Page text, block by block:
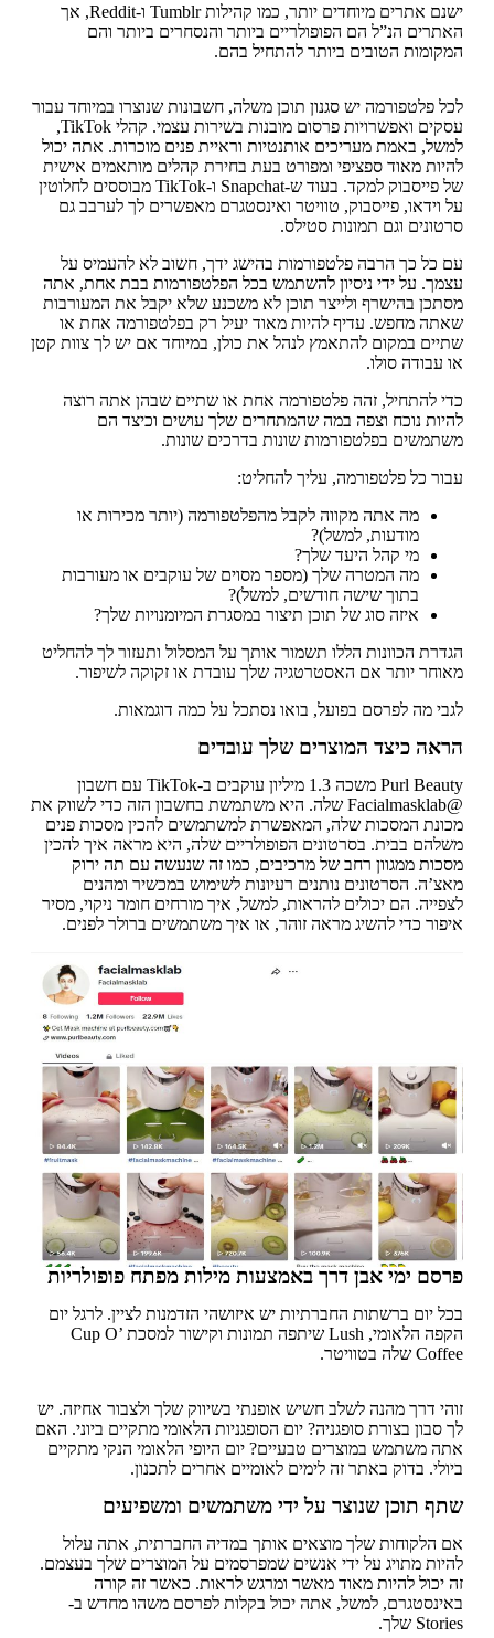
ישנם אתרים מיוחדים יותר, כמו קהילות Tumblr ו-Reddit, אך
האתרים הנ”ל הם הפופולריים ביותר והנסחרים ביותר והם
המקומות הטובים ביותר להתחיל בהם.
לכל פלטפורמה יש סגנון תוכן משלה, חשבונות שנוצרו במיוחד עבור
עסקים ואפשרויות פרסום מובנות בשירות עצמי. קהלי TikTok,
למשל, באמת מעריכים אותנטיות וראיית פנים מוכרות. אתה יכול
להיות מאוד ספציפי ומפורט בעת בחירת קהלים מותאמים אישית
של פייסבוק למקד. בעוד ש-Snapchat ו-TikTok מבוססים לחלוטין
על וידאו, פייסבוק, טוויטר ואינסטגרם מאפשרים לך לערבב גם
סרטונים וגם תמונות סטילס.
עם כל כך הרבה פלטפורמות בהישג ידך, חשוב לא להעמיס על
עצמך. על ידי ניסיון להשתמש בכל הפלטפורמות בבת אחת, אתה
מסתכן בהישרף ולייצר תוכן לא משכנע שלא יקבל את המעורבות
שאתה מחפש. עדיף להיות מאוד יעיל רק בפלטפורמה אחת או
שתיים במקום להתאמץ לנהל את כולן, במיוחד אם יש לך צוות קטן
או עבודה סולו.
כדי להתחיל, זהה פלטפורמה אחת או שתיים שבהן אתה רוצה
להיות נוכח וצפה במה שהמתחרים שלך עושים וכיצד הם
משתמשים בפלטפורמות שונות בדרכים שונות.
עבור כל פלטפורמה, עליך להחליט:
מה אתה מקווה לקבל מהפלטפורמה (יותר מכירות או
מודעות, למשל)?
מי קהל היעד שלך?
מה המטרה שלך (מספר מסוים של עוקבים או מעורבות
בתוך שישה חודשים, למשל)?
איזה סוג של תוכן תיצור במסגרת המיומנויות שלך?
הגדרת הכוונות הללו תשמור אותך על המסלול ותעזור לך להחליט
מאוחר יותר אם האסטרטגיה שלך עובדת או זקוקה לשיפור.
לגבי מה לפרסם בפועל, בואו נסתכל על כמה דוגמאות.
הראה כיצד המוצרים שלך עובדים
Purl Beauty משכה 1.3 מיליון עוקבים ב-TikTok עם חשבון
@Facialmasklab שלה. היא משתמשת בחשבון הזה כדי לשווק את
מכונת המסכות שלה, המאפשרת למשתמשים להכין מסכות פנים
משלהם בבית. בסרטונים הפופולריים שלה, היא מראה איך להכין
מסכות ממגוון רחב של מרכיבים, כמו זה שנעשה עם תה ירוק
מאצ’ה. הסרטונים נותנים רעיונות לשימוש במכשיר ומהנים
לצפייה. הם יכולים להראות, למשל, איך מורחים חומר ניקוי, מסיר
איפור כדי להשיג מראה זוהר, או איך משתמשים ברולר לפנים.
פרסם ימי אבן דרך באמצעות מילות מפתח פופולריות
בכל יום ברשתות החברתיות יש איזושהי הזדמנות לציין. לרגל יום
הקפה הלאומי, Lush שיתפה תמונות וקישור למסכת Cup O’
Coffee שלה בטוויטר.
זוהי דרך מהנה לשלב חשיש אופנתי בשיווק שלך ולצבור אחיזה. יש
לך סבון בצורת סופגניה? יום הסופגניות הלאומי מתקיים ביוני. האם
אתה משתמש במוצרים טבעיים? יום היופי הלאומי הנקי מתקיים
ביולי. בדוק באתר זה לימים לאומיים אחרים לתכנון.
שתף תוכן שנוצר על ידי משתמשים ומשפיעים
אם הלקוחות שלך מוצאים אותך במדיה החברתית, אתה עלול
להיות מתויג על ידי אנשים שמפרסמים על המוצרים שלך בעצמם.
זה יכול להיות מאוד מאשר ומרגש לראות. כאשר זה קורה
באינסטגרם, למשל, אתה יכול בקלות לפרסם משהו מחדש ב-
Stories שלך.